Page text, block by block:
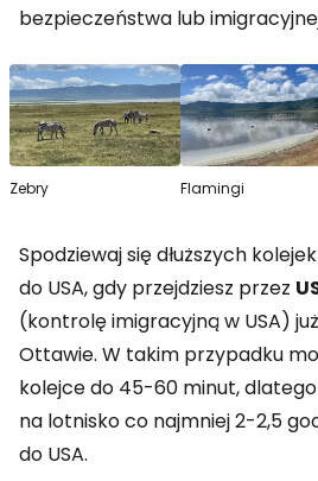
bezpieczeństwa lub
Zebry Flamingi
Spodziewaj się dłuższych
do USA, gdy przejdziesz przez
(kontrolę imigracyjną w USA)
Ottawie. W takim przypadku
kolejce do 45-60 minut,
na lotnisko co najmniej 2-2,5
do USA.